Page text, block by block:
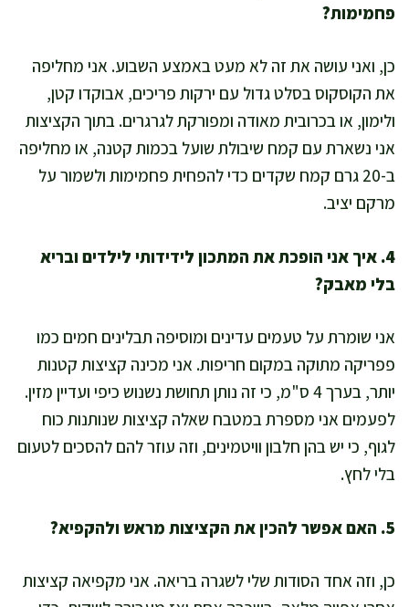
פחמימות?
כן, ואני עושה את זה לא מעט באמצע השבוע. אני מחליפה
את הקוסקוס בסלט גדול עם ירקות פריכים, אבוקדו קטן,
ולימון, או בכרובית מאודה ומפורקת לגרגרים. בתוך הקציצות
אני נשארת עם קמח שיבולת שועל בכמות קטנה, או מחליפה
ב-20 גרם קמח שקדים כדי להפחית פחמימות ולשמור על
מרקם יציב.
4. איך אני הופכת את המתכון לידידותי לילדים ובריא
בלי מאבק?
אני שומרת על טעמים עדינים ומוסיפה תבלינים חמים כמו
פפריקה מתוקה במקום חריפות. אני מכינה קציצות קטנות
יותר, בערך 4 ס"מ, כי זה נותן תחושת נשנוש כיפי ועדיין מזין.
לפעמים אני מספרת במטבח שאלה קציצות שנותנות כוח
לגוף, כי יש בהן חלבון וויטמינים, וזה עוזר להם להסכים לטעום
בלי לחץ.
5. האם אפשר להכין את הקציצות מראש ולהקפיא?
כן, וזה אחד הסודות שלי לשגרה בריאה. אני מקפיאה קציצות